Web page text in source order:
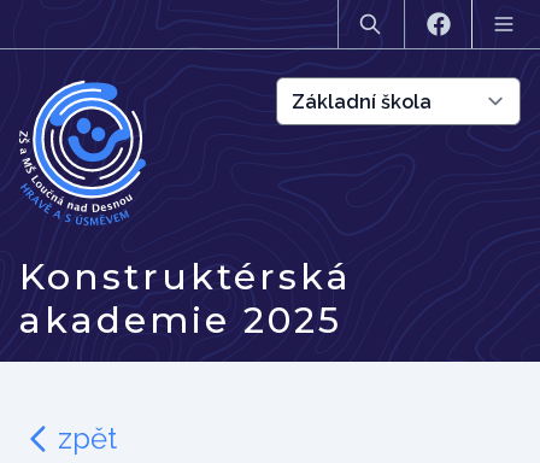
Konstruktérská
akademie 2025
zpět